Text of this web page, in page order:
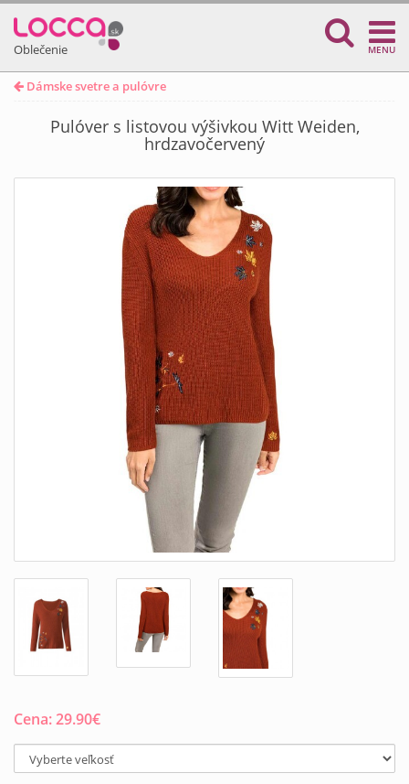
Oblečenie MENU
Dámske svetre a pulóvre
Pulóver s listovou výšivkou Witt Weiden,
hrdzavočervený
Cena:29.90€